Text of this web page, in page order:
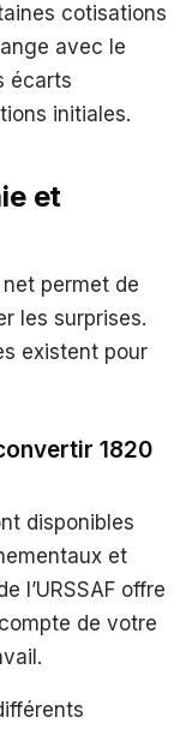
cotisations
avec le
écarts
initiales.
et
permet de
les surprises.
existent pour
1820
disponibles
et
l’URSSAF offre
de votre